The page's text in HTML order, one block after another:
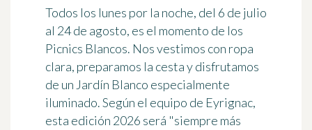
Todos los lunes por la noche, del 6 de julio
al 24 de agosto, es el momento de los
Picnics Blancos. Nos vestimos con ropa
clara, preparamos la cesta y disfrutamos
de un Jardín Blanco especialmente
iluminado. Según el equipo de Eyrignac,
esta edición 2026 será "siempre más